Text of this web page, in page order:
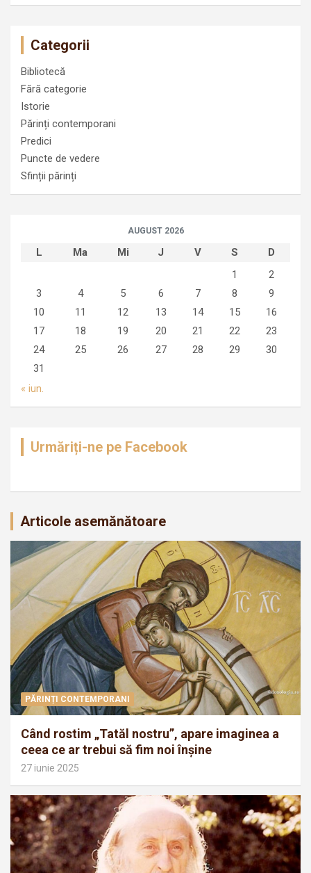
Categorii
Bibliotecă
Fără categorie
Istorie
Părinți contemporani
Predici
Puncte de vedere
Sfinții părinți
AUGUST 2026
L Ma Mi J V S
D
1
2
3
4 5 6 7 8
9
10
11 12 13 14 15
16
17
18 19 20 21 22
23
24
25 26 27 28 29
30
31
« iun.
Urmăriți-ne pe Facebook
Articole asemănătoare
PĂRINȚI CONTEMPORANI
Când rostim „Tatăl nostru”, apare imaginea a
ceea ce ar trebui să fim noi înșine
27 iunie 2025